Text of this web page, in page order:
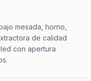
mesada, horno,
de calidad
con apertura